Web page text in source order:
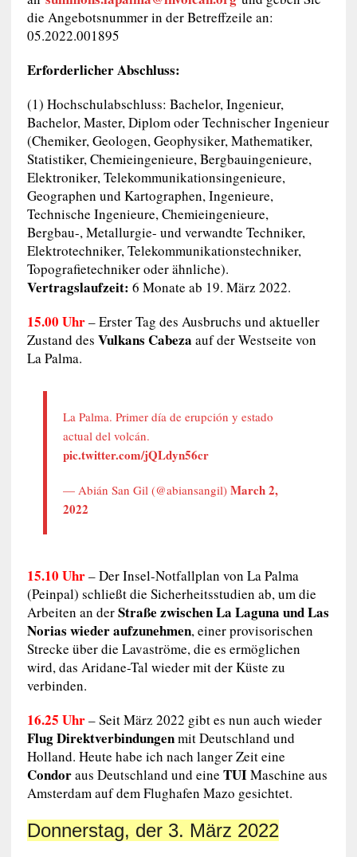
die Angebotsnummer in der Betreffzeile an:
05.2022.001895
Erforderlicher Abschluss:
(1) Hochschulabschluss: Bachelor, Ingenieur,
Bachelor, Master, Diplom oder Technischer Ingenieur
(Chemiker, Geologen, Geophysiker, Mathematiker,
Statistiker, Chemieingenieure, Bergbauingenieure,
Elektroniker, Telekommunikationsingenieure,
Geographen und Kartographen, Ingenieure,
Technische Ingenieure, Chemieingenieure,
Bergbau-, Metallurgie- und verwandte Techniker,
Elektrotechniker, Telekommunikationstechniker,
Topografietechniker oder ähnliche).
Vertragslaufzeit: 6 Monate ab 19. März 2022.
15.00 Uhr– Erster Tag des Ausbruchs und aktueller
Zustand des Vulkans Cabeza auf der Westseite von
La Palma.
La Palma. Primer día de erupción y estado
actual del volcán.
pic.twitter.com/jQLdyn56cr
— Abián San Gil (@abiansangil) March 2,
2022
15.10 Uhr– Der Insel-Notfallplan von La Palma
(Peinpal) schließt die Sicherheitsstudien ab, um die
Arbeiten an derStraße zwischen La Laguna und Las
Norias wieder aufzunehmen, einer provisorischen
Strecke über die Lavaströme, die es ermöglichen
wird, das Aridane-Tal wieder mit der Küste zu
verbinden.
16.25 Uhr– Seit März 2022 gibt es nun auch wieder
Flug Direktverbindungenmit Deutschland und
Holland. Heute habe ich nach langer Zeit eine
Condoraus Deutschland und eine TUIMaschine aus
Amsterdam auf dem Flughafen Mazo gesichtet.
Donnerstag, der 3. März 2022